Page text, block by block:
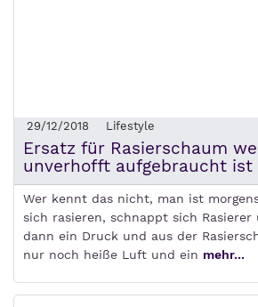
29/12/2018 Lifestyle
Ersatz für Rasierschaum
unverhofft aufgebraucht ist
Wer kennt das nicht, man ist
sich rasieren, schnappt sich Rasierer
dann ein Druck und aus der
nur noch heiße Luft und ein mehr...